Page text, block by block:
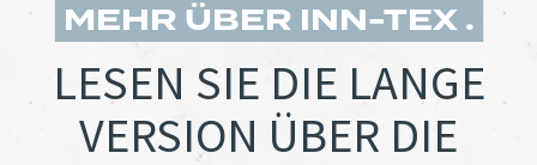
MEHR ÜBER INN-TEX
LESEN SIE DIE LANGE
VERSION ÜBER DIE